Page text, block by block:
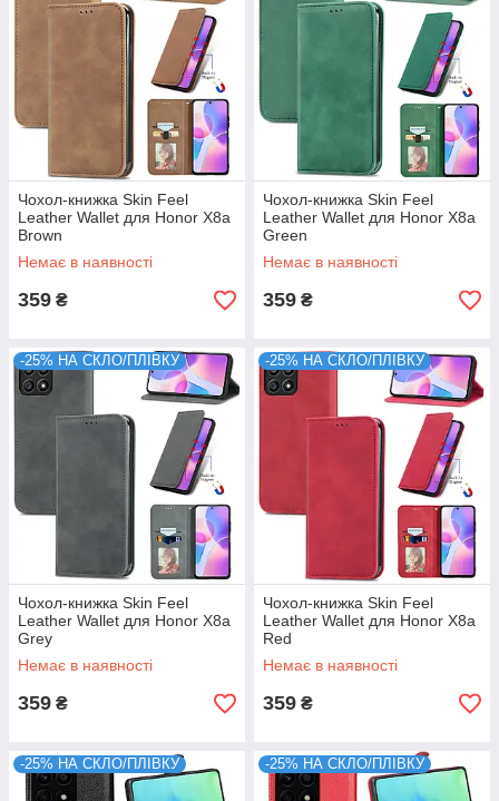
Чохол-книжка Skin Feel
Leather Wallet для Honor X8a
Brown
Немає в наявності
359 ₴
Чохол-книжка Skin Feel
Leather Wallet для Honor X8a
Green
Немає в наявності
359 ₴
-25% НА СКЛО/ПЛІВКУ
Чохол-книжка Skin Feel
Leather Wallet для Honor X8a
Grey
Немає в наявності
359 ₴
-25% НА СКЛО/ПЛІВКУ
Чохол-книжка Skin Feel
Leather Wallet для Honor X8a
Red
Немає в наявності
359 ₴
-25% НА СКЛО/ПЛІВКУ -25% НА СКЛО/ПЛІВКУ